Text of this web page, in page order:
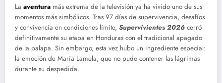
La aventura más extrema de la televisión ya ha vivido uno de sus
momentos más simbólicos. Tras 97 días de supervivencia, desafíos
y convivencia en condiciones límite, Supervivientes 2026 cerró
definitivamente su etapa en Honduras con el tradicional apagado
de la palapa. Sin embargo, esta vez hubo un ingrediente especial:
la emoción de María Lamela, que no pudo contener las lágrimas
durante su despedida.